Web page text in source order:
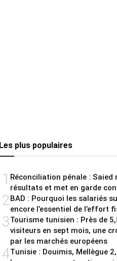
Les plus populaires
1 Réconciliation pénale : Saied
résultats et met en garde
2BAD : Pourquoi les salariés
encore l’essentiel de l’effort
3Tourisme tunisien : Près de
visiteurs en sept mois, une
par les marchés européens
4Tunisie : Douimis, Mellègue